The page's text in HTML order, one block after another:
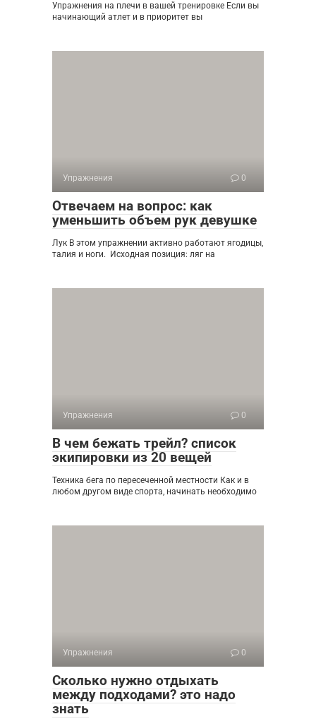
Упражнения на плечи в вашей тренировке Если вы
начинающий атлет и в приоритет вы
Упражнения 0
Отвечаем на вопрос: как
уменьшить объем рук девушке
Лук В этом упражнении активно работают ягодицы,
талия и ноги. Исходная позиция: ляг на
Упражнения 0
В чем бежать трейл? cписок
экипировки из 20 вещей
Техника бега по пересеченной местности Как и в
любом другом виде спорта, начинать необходимо
Упражнения 0
Сколько нужно отдыхать
между подходами? это надо
знать